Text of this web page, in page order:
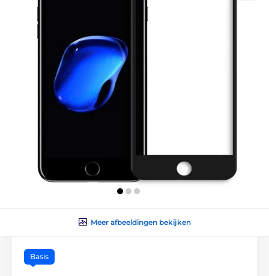
Meer afbeeldingen bekijken
Basis